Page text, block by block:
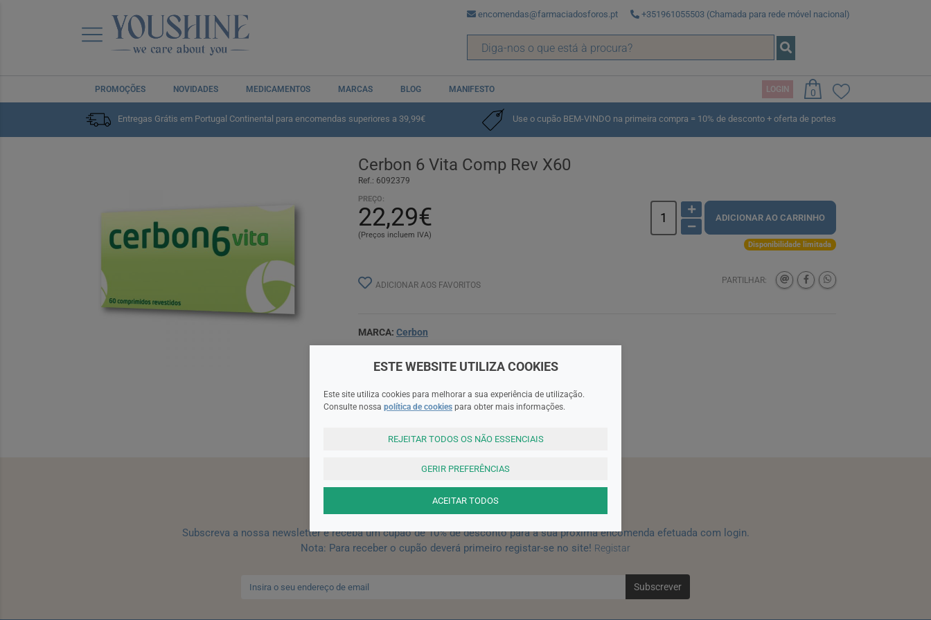
encomendas@farmaciadosforos.pt +351961055503 (Chamada para rede móvel nacional)
PROMOÇÕES NOVIDADES MEDICAMENTOS MARCAS BLOG MANIFESTO LOGIN 0
Entregas Grátis em Portugal Continental para encomendas superiores a 39,99€ Use o cupão BEM-VINDO na primeira compra = 10% de desconto + oferta de portes
Cerbon 6 Vita Comp Rev X60
Ref.: 6092379
PREÇO:
22,29€
(Preços incluem IVA)
ADICIONAR AO CARRINHO
Disponibilidade limitada
ADICIONAR AOS FAVORITOS PARTILHAR:
MARCA: Cerbon
Cerbon 6 Vita Comp Rev X60 comps
Precauções
SUBSCREVA A NEWSLETTER
Subscreva a nossa newsletter e receba um cupão de 10% de desconto para a sua próxima encomenda efetuada com login.
Nota: Para receber o cupão deverá primeiro registar-se no site! Registar
Subscrever
ESTE WEBSITE UTILIZA COOKIES
Este site utiliza cookies para melhorar a sua experiência de utilização.
Consulte nossa política de cookies para obter mais informações.
REJEITAR TODOS OS NÃO ESSENCIAIS
GERIR PREFERÊNCIAS
ACEITAR TODOS